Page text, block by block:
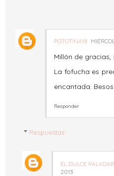
POTOTINA18
Millón de
La fofucha es
encantada.
Responder
Respuestas
EL DULCE PALADAR
2013